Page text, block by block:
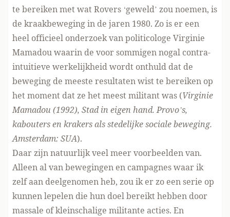
te bereiken met wat Rovers ‘geweld’ zou noemen, is
de kraakbeweging in de jaren 1980. Zo is er een
heel officieel onderzoek van politicologe Virginie
Mamadou waarin de voor sommigen nogal contra-
intuitieve werkelijkheid wordt onthuld dat de
beweging de meeste resultaten wist te bereiken op
het moment dat ze het meest militant was (Virginie
Mamadou (1992), Stad in eigen hand. Provo’s,
kabouters en krakers als stedelijke sociale beweging.
Amsterdam: SUA).
Daar zijn natuurlijk veel meer voorbeelden van.
Alleen al van bewegingen en campagnes waar ik
zelf aan deelgenomen heb, zou ik er zo een serie op
kunnen lepelen die hun doel bereikt hebben door
massale of kleinschalige militante acties. En